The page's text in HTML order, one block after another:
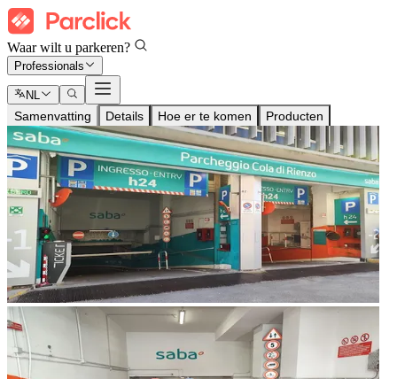
Waar wilt u parkeren?
Professionals
NL
Samenvatting Details Hoe er te komen Producten